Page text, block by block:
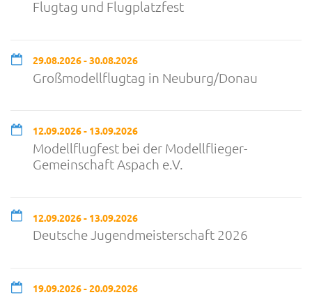
Flugtag und Flugplatzfest
29.08.2026 - 30.08.2026
Großmodellflugtag in Neuburg/Donau
12.09.2026 - 13.09.2026
Modellflugfest bei der Modellflieger-
Gemeinschaft Aspach e.V.
12.09.2026 - 13.09.2026
Deutsche Jugendmeisterschaft 2026
19.09.2026 - 20.09.2026